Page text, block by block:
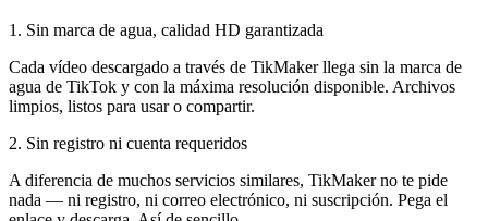
1 . Sin marca de agua, calidad HD garantizada
Cada vídeo descargado a través de TikMaker llega sin la marca de
agua de TikTok y con la máxima resolución disponible. Archivos
limpios, listos para usar o compartir.
2. Sin registro ni cuenta requeridos
A diferencia de muchos servicios similares, TikMaker no te pide
nada — ni registro, ni correo electrónico, ni suscripción. Pega el